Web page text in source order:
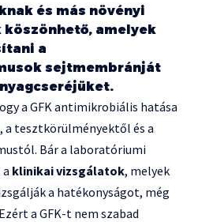
és más növényi
amelyek
a
sejtmembránját
a GFK antimikrobiális hatása
tesztkörülményektől és a
Bár a laboratóriumi
klinikai vizsgálatok, melyek
a hatékonyságot, még
a GFK-t nem szabad